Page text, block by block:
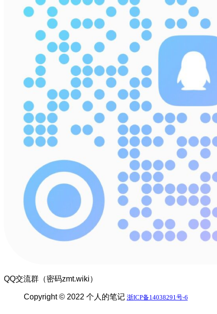
QQ交流群（密码zmt.wiki）
Copyright © 2022 个人的笔记 浙ICP备14038291号-6